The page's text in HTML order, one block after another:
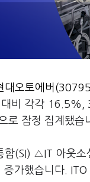
대오토에버
비 각각
로 잠정 집계됐습
(SI) △IT 아웃소
가했습니다.